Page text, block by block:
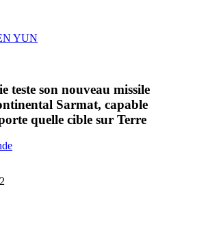
YUN
teste son nouveau missile
Sarmat, capable
quelle cible sur Terre